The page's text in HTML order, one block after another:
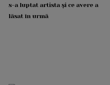
s-a luptat artista și ce avere a
lăsat în urmă